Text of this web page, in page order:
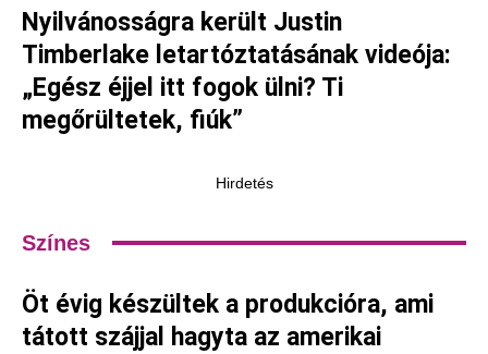
Nyilvánosságra került Justin
Timberlake letartóztatásának videója:
„Egész éjjel itt fogok ülni? Ti
megőrültetek, fiúk”
Hirdetés
Színes
Öt évig készültek a produkcióra, ami
tátott szájjal hagyta az amerikai